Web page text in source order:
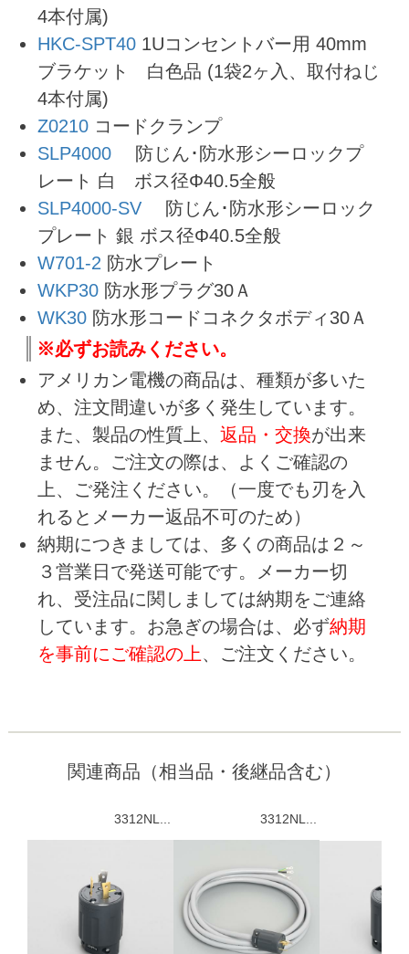
4本付属)
HKC-SPT401Uコンセントバー用 40mm
ブラケット 白色品 (1袋2ヶ入、取付ねじ
4本付属)
Z0210コードクランプ
SLP4000防じん･防水形シーロックプ
レート 白 ボス径Φ40.5全般
SLP4000-SV防じん･防水形シーロック
プレート 銀 ボス径Φ40.5全般
W701-2 防水プレート
WKP30防水形プラグ30Ａ
WK30防水形コードコネクタボディ30Ａ
※必ずお読みください。
アメリカン電機の商品は、種類が多いた
め、注文間違いが多く発生しています。
また、製品の性質上、 返品・交換が出来
ません。ご注文の際は、よくご確認の
上、ご発注ください。（一度でも刃を入
れるとメーカー返品不可のため）
納期につきましては、多くの商品は２～
３営業日で発送可能です。メーカー切
れ、受注品に関しましては納期をご連絡
しています。お急ぎの場合は、必ず納期
を事前にご確認の上、ご注文ください。
関連商品（相当品・後継品含む）
3312NL... 3312NL...